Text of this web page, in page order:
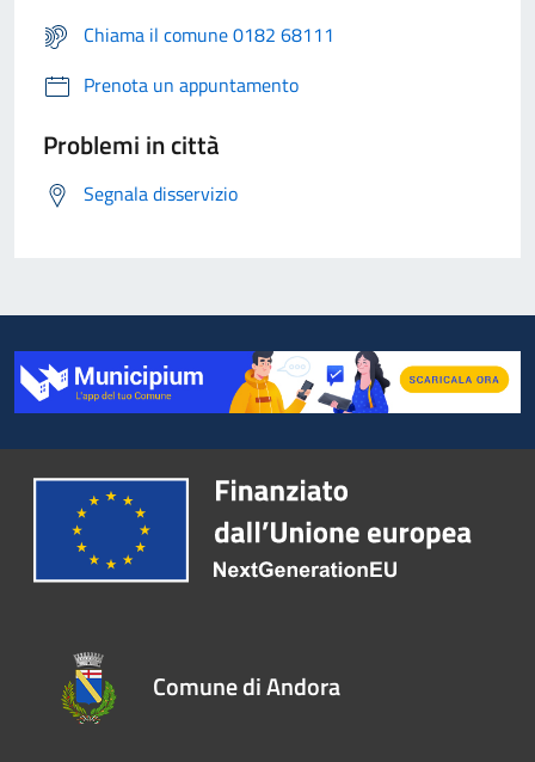
Chiama il comune 0182 68111
Prenota un appuntamento
Problemi in città
Segnala disservizio
Comune di Andora